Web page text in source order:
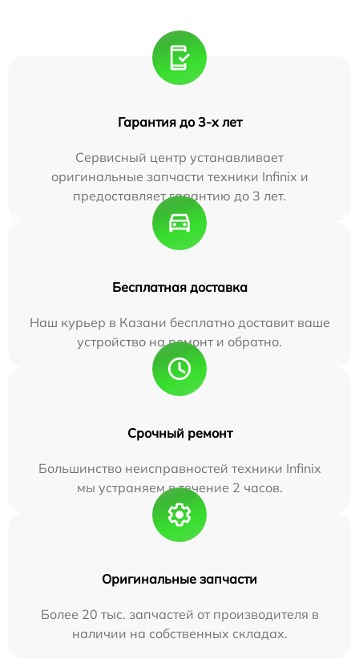
Гарантия до 3-х лет
Сервисный центр устанавливает
оригинальные запчасти техники Infinix и
предоставляет гарантию до 3 лет.
Бесплатная доставка
Наш курьер в Казани бесплатно доставит ваше
устройство на ремонт и обратно.
Срочный ремонт
Большинство неисправностей техники Infinix
мы устраняем в течение 2 часов.
Оригинальные запчасти
Более 20 тыс. запчастей от производителя в
наличии на собственных складах.